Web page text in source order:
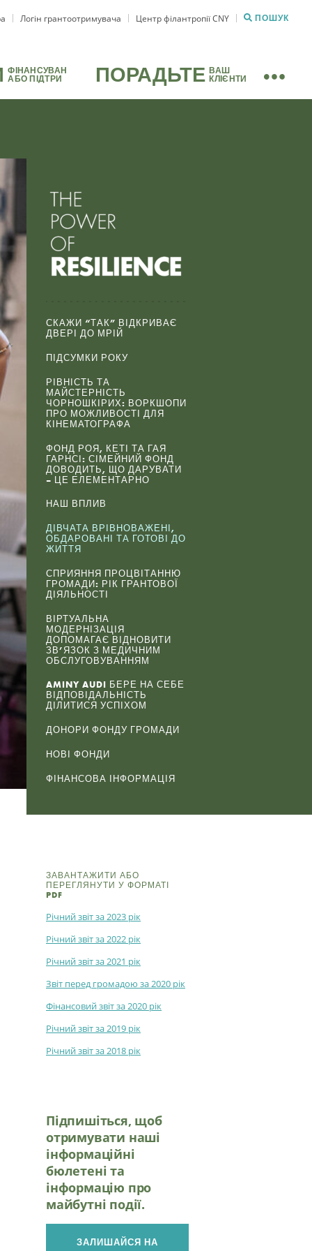
Логін грантоотримувача Центр філантропії CNY ПОШУК
ФІНАНСУВАН
АБО ПІДТРИ ПОРАДЬТЕ ВАШ
КЛІЄНТИ
СКАЖИ “ТАК” ВІДКРИВАЄ
ДВЕРІ ДО МРІЙ
ПІДСУМКИ РОКУ
РІВНІСТЬ ТА
МАЙСТЕРНІСТЬ
ЧОРНОШКІРИХ: ВОРКШОПИ
ПРО МОЖЛИВОСТІ ДЛЯ
КІНЕМАТОГРАФА
ФОНД РОЯ, КЕТІ ТА ГАЯ
ГАРНСІ: СІМЕЙНИЙ ФОНД
ДОВОДИТЬ, ЩО ДАРУВАТИ
– ЦЕ ЕЛЕМЕНТАРНО
НАШ ВПЛИВ
ДІВЧАТА ВРІВНОВАЖЕНІ,
ОБДАРОВАНІ ТА ГОТОВІ ДО
ЖИТТЯ
СПРИЯННЯ ПРОЦВІТАННЮ
ГРОМАДИ: РІК ГРАНТОВОЇ
ДІЯЛЬНОСТІ
ВІРТУАЛЬНА
МОДЕРНІЗАЦІЯ
ДОПОМАГАЄ ВІДНОВИТИ
ЗВ’ЯЗОК З МЕДИЧНИМ
ОБСЛУГОВУВАННЯМ
AMINY AUDI БЕРЕ НА СЕБЕ
ВІДПОВІДАЛЬНІСТЬ
ДІЛИТИСЯ УСПІХОМ
ДОНОРИ ФОНДУ ГРОМАДИ
НОВІ ФОНДИ
ФІНАНСОВА ІНФОРМАЦІЯ
ЗАВАНТАЖИТИ АБО
ПЕРЕГЛЯНУТИ У ФОРМАТІ
PDF
Річний звіт за 2023 рік
Річний звіт за 2022 рік
Річний звіт за 2021 рік
Звіт перед громадою за 2020 рік
Фінансовий звіт за 2020 рік
Річний звіт за 2019 рік
Річний звіт за 2018 рік
Підпишіться, щоб
отримувати наші
інформаційні
бюлетені та
інформацію про
майбутні події.
ЗАЛИШАЙСЯ НА